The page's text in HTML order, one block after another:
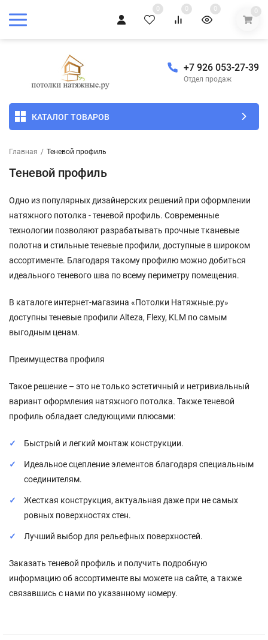
0 0 0 0
+7 926 053-27-39
Отдел продаж
КАТАЛОГ ТОВАРОВ
Главная / Теневой профиль
Теневой профиль
Одно из популярных дизайнерских решений при оформлении
натяжного потолка - теневой профиль. Современные
технологии позволяют разрабатывать прочные тканевые
полотна и стильные теневые профили, доступные в широком
ассортименте. Благодаря такому профилю можно добиться
идеального теневого шва по всему периметру помещения.
В каталоге интернет-магазина «Потолки Натяжные.ру»
доступны теневые профили Alteza, Flexy, KLM по самым
выгодным ценам.
Преимущества профиля
Такое решение – это не только эстетичный и нетривиальный
вариант оформления натяжного потолка. Также теневой
профиль обладает следующими плюсами:
Быстрый и легкий монтаж конструкции.
Идеальное сцепление элементов благодаря специальным
соединителям.
Жесткая конструкция, актуальная даже при не самых
ровных поверхностях стен.
Лучший выбор для рельефных поверхностей.
Заказать теневой профиль и получить подробную
информацию об ассортименте вы можете на сайте, а также
связавшись с нами по указанному номеру.